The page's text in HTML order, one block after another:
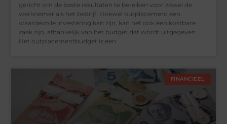
gericht om de beste resultaten te bereiken voor zowel de
werknemer als het bedrijf. Hoewel outplacement een
waardevolle investering kan zijn, kan het ook een kostbare
zaak zijn, afhankelijk van het budget dat wordt uitgegeven.
Het outplacementbudget is een
FINANCIEEL